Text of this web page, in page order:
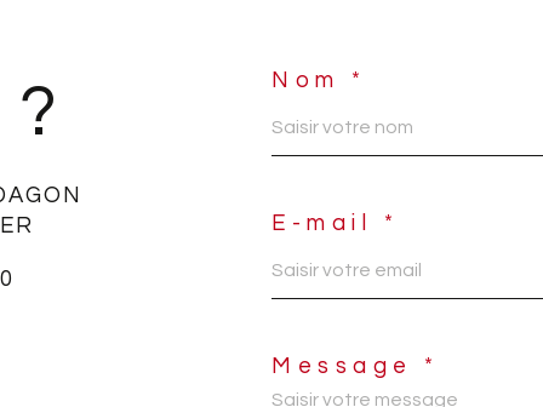
? Nom *
E-mail *
Message *